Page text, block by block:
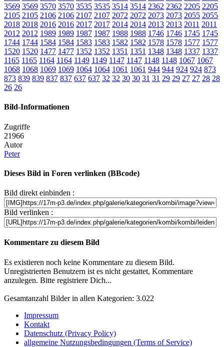
3569 3569 3570 3570 3535 3535 3514 3514 2362 2362 2205 2205
2105 2105 2106 2106 2107 2107 2072 2072 2073 2073 2055 2055
2018 2018 2016 2016 2017 2017 2014 2014 2013 2013 2011 2011
2012 2012 1989 1989 1987 1987 1988 1988 1746 1746 1745 1745
1744 1744 1584 1584 1583 1583 1582 1582 1578 1578 1577 1577
1520 1520 1477 1477 1352 1352 1351 1351 1348 1348 1337 1337
1165 1165 1164 1164 1149 1149 1147 1147 1148 1148 1067 1067
1068 1068 1069 1069 1064 1064 1061 1061 944 944 924 924 873
873 839 839 837 837 637 637 32 32 30 30 31 31 29 29 27 27 28 28
26 26
Bild-Informationen
Zugriffe
21966
Autor
Peter
Dieses Bild in Foren verlinken (BBcode)
Bild direkt einbinden :
Bild verlinken :
Kommentare zu diesem Bild
Es existieren noch keine Kommentare zu diesem Bild.
Unregistrierten Benutzern ist es nicht gestattet, Kommentare
anzulegen. Bitte registriere Dich...
Gesamtanzahl Bilder in allen Kategorien: 3.022
Impressum
Kontakt
Datenschutz (Privacy Policy)
allgemeine Nutzungsbedingungen (Terms of Service)